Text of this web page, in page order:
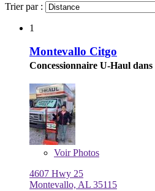
Trier par :
1
Montevallo Citgo
Concessionnaire U-Haul dans
VoirPhotos
4607 Hwy 25
Montevallo, AL 35115